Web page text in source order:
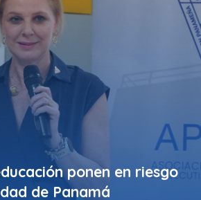
ponen en riesgo
de Panamá